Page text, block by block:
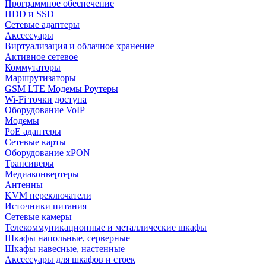
Программное обеспечение
HDD и SSD
Сетевые адаптеры
Аксессуары
Виртуализация и облачное хранение
Активное сетевое
Коммутаторы
Маршрутизаторы
GSM LTE Модемы Роутеры
Wi-Fi точки доступа
Оборудование VoIP
Модемы
PoE адаптеры
Сетевые карты
Оборудование xPON
Трансиверы
Медиаконвертеры
Антенны
KVM переключатели
Источники питания
Сетевые камеры
Телекоммуникационные и металлические шкафы
Шкафы напольные, серверные
Шкафы навесные, настенные
Аксессуары для шкафов и стоек